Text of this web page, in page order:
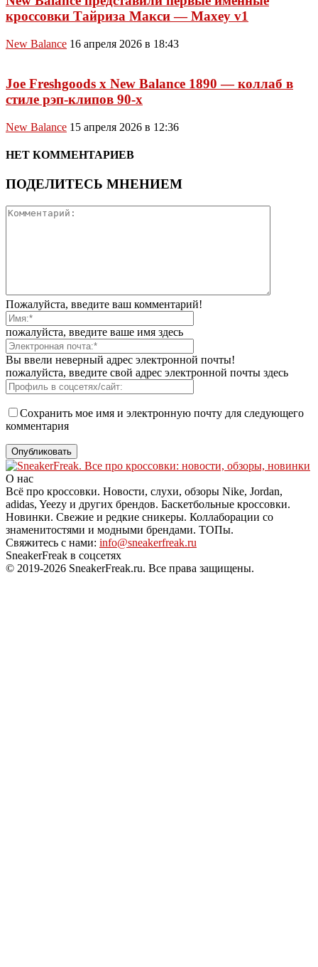
кроссовки Тайриза Макси — Maxey v1
New Balance 16 апреля 2026 в 18:43
Joe Freshgoods x New Balance 1890 — коллаб в
стиле рэп-клипов 90-х
New Balance 15 апреля 2026 в 12:36
НЕТ КОММЕНТАРИЕВ
ПОДЕЛИТЕСЬ МНЕНИЕМ
Пожалуйста, введите ваш комментарий!
пожалуйста, введите ваше имя здесь
Вы ввели неверный адрес электронной почты!
пожалуйста, введите свой адрес электронной почты здесь
Сохранить мое имя и электронную почту для следующего
комментария
О нас
Всё про кроссовки. Новости, слухи, обзоры Nike, Jordan,
adidas, Yeezy и других брендов. Баскетбольные кроссовки.
Новинки. Свежие и редкие сникеры. Коллаборации со
знаменитостями и модными брендами. ТОПы.
Свяжитесь с нами: info@sneakerfreak.ru
SneakerFreak в соцсетях
© 2019-2026 SneakerFreak.ru. Все права защищены.